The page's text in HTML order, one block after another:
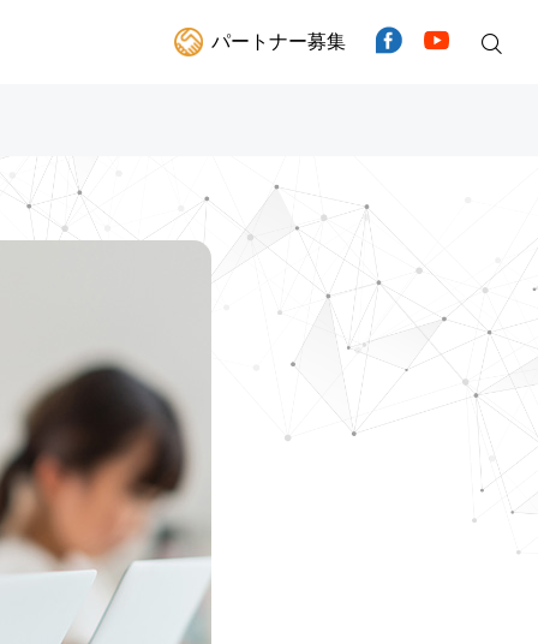
パートナー募集